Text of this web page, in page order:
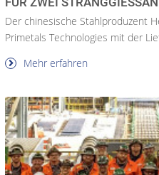
Der chinesische Stahlproduzent
Primetals Technologies mit der
Mehr erfahren